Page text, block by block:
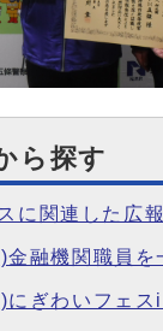
ら探す
に関連した広
金融機関職員を
にぎわいフェ